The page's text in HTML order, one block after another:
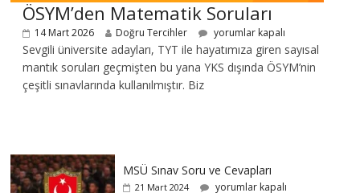
ÖSYM’den Matematik Soruları
14 Mart 2026 Doğru Tercihler yorumlar kapalı
Sevgili üniversite adayları, TYT ile hayatımıza giren sayısal
mantık soruları geçmişten bu yana YKS dışında ÖSYM’nin
çeşitli sınavlarında kullanılmıştır. Biz
MSÜ Sınav Soru ve Cevapları
21 Mart 2024 yorumlar kapalı